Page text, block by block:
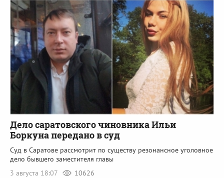
Дело саратовского чиновника Ильи
Боркуна передано в суд
Суд в Саратове рассмотрит по существу резонансное уголовное
дело бывшего заместителя главы
3 августа 18:07
10626